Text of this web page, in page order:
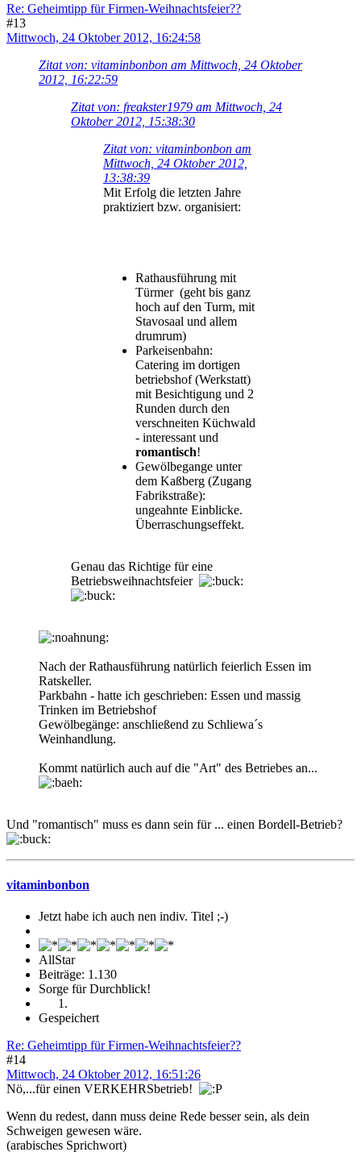
Re: Geheimtipp für Firmen-Weihnachtsfeier??
#13
Mittwoch, 24 Oktober 2012, 16:24:58
Zitat von: vitaminbonbon am Mittwoch, 24 Oktober
2012, 16:22:59
Zitat von: freakster1979 am Mittwoch, 24
Oktober 2012, 15:38:30
Zitat von: vitaminbonbon am
Mittwoch, 24 Oktober 2012,
13:38:39
Mit Erfolg die letzten Jahre
praktiziert bzw. organisiert:
Rathausführung mit
Türmer (geht bis ganz
hoch auf den Turm, mit
Stavosaal und allem
drumrum)
Parkeisenbahn:
Catering im dortigen
betriebshof (Werkstatt)
mit Besichtigung und 2
Runden durch den
verschneiten Küchwald
- interessant und
romantisch!
Gewölbegange unter
dem Kaßberg (Zugang
Fabrikstraße):
ungeahnte Einblicke.
Überraschungseffekt.
Genau das Richtige für eine
Betriebsweihnachtsfeier
Nach der Rathausführung natürlich feierlich Essen im
Ratskeller.
Parkbahn - hatte ich geschrieben: Essen und massig
Trinken im Betriebshof
Gewölbegänge: anschließend zu Schliewa´s
Weinhandlung.
Kommt natürlich auch auf die "Art" des Betriebes an...
Und "romantisch" muss es dann sein für ... einen Bordell-Betrieb?
vitaminbonbon
Jetzt habe ich auch nen indiv. Titel ;-)
AllStar
Beiträge: 1.130
Sorge für Durchblick!
Gespeichert
Re: Geheimtipp für Firmen-Weihnachtsfeier??
#14
Mittwoch, 24 Oktober 2012, 16:51:26
Nö,...für einen VERKEHRSbetrieb!
Wenn du redest, dann muss deine Rede besser sein, als dein
Schweigen gewesen wäre.
(arabisches Sprichwort)